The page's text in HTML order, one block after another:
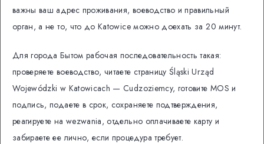
важны ваш адрес проживания, воеводство и правильный
орган, а не то, что до Katowice можно доехать за 20 минут.
Для города Бытом рабочая последовательность такая:
проверяете воеводство, читаете страницу Śląski Urząd
Wojewódzki w Katowicach — Cudzoziemcy, готовите MOS и
подпись, подаете в срок, сохраняете подтверждения,
реагируете на wezwania, отдельно оплачиваете карту и
забираете ее лично, если процедура требует.